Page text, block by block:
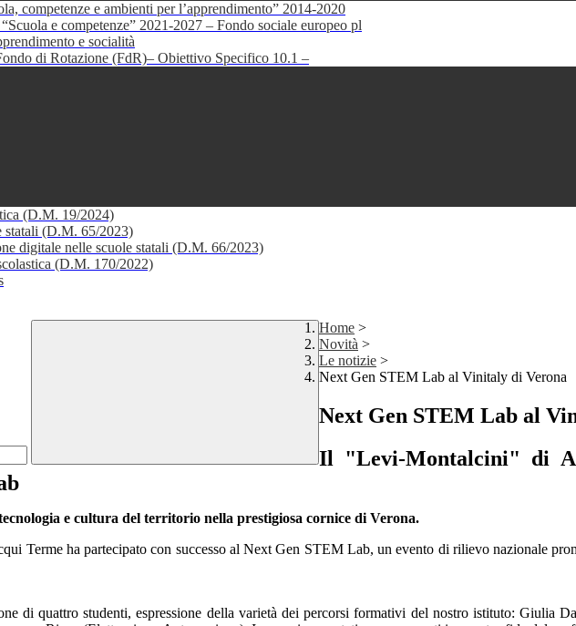
competenze e ambienti per l’apprendimento” 2014-2020
e competenze” 2021-2027 – Fondo sociale europeo pl
e socialità
di Rotazione (FdR)– Obiettivo Specifico 10.1 –
(D.M. 19/2024)
statali (D.M. 65/2023)
digitale nelle scuole statali (D.M. 66/2023)
(D.M. 170/2022)
Home >
Novità >
Le notizie >
Next Gen STEM Lab al Vinitaly di Verona
Next Gen STEM Lab al
Il "Levi-Montalcini" di
e cultura del territorio nella prestigiosa cornice di Verona.
Termeha partecipato con successo alNext Gen STEM Lab, un evento di rilievo nazionale
di quattro studenti, espressione della varietà dei percorsi formativi del nostro istituto:Giulia